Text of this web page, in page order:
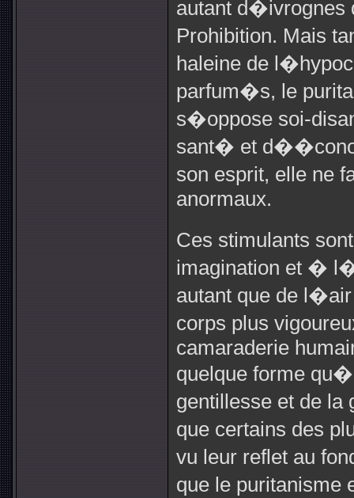
autant
Prohibition. Mais
haleine de
parfum�s, le
s�oppose soi-
sant� et
son esprit, elle ne
anormaux.
Ces stimulants
imagination et �
autant que de
corps plus
camaraderie
quelque forme
gentillesse et de
que certains des
vu leur reflet au
que le puritanisme